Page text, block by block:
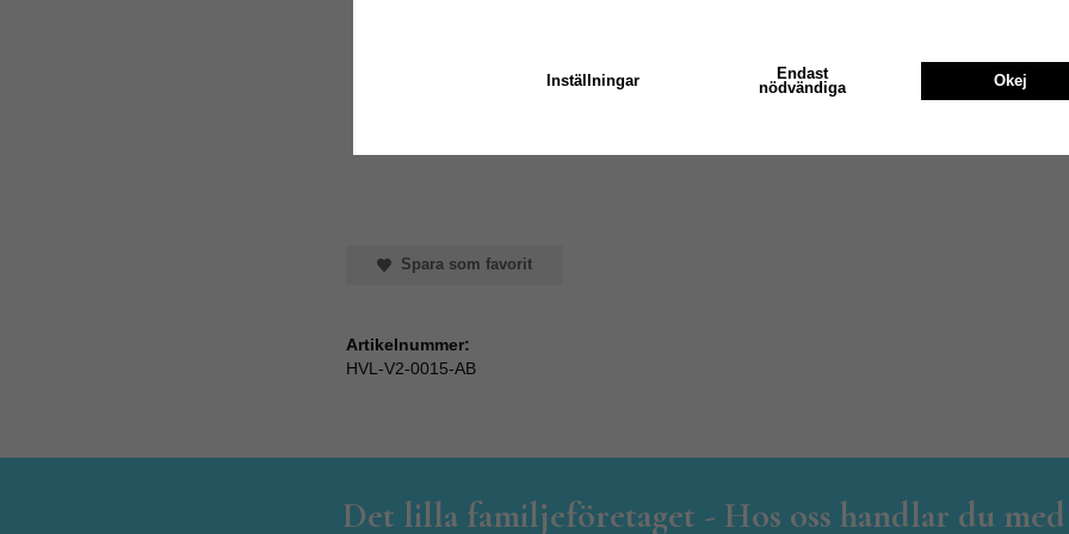
Spara som favorit
Artikelnummer:
HVL-V2-0015-AB
Det lilla familjeföretaget - Hos oss handlar du
Inställningar
Endast
nödvändiga
Okej